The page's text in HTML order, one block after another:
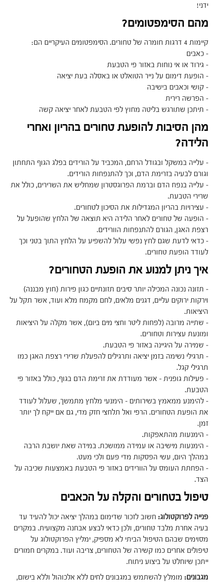
ידני!
מהם הסימפטומים?
קיימות 4 דרגות חומרה של טחורים. הסימפטומים העיקריים הם:
– כאבים
– גירוד או אי נוחות באזור פי הטבעת
– הופעת דימום על נייר הטואלט או באסלה בעת יציאה
– קושי וכאבים בישיבה
– הפרשה רירית
– תיתכן שתורגש בליטה מחוץ לפי הטבעת לאחר יציאה קשה
מהן הסיבות להופעת טחורים בהריון ואחרי
הלידה?
– עלייה במשקל ובגודל הרחם, המכביד על הורידים בפלג הגוף התחתון
וגורם לבעיה בזרימת הדם, וכך להתנפחות הורידים.
– עלייה בנפח הדם וברמת הפרוגסטרון שמחליש את השרירים, כולל את
שרירי הטבעת.
– עצירויות בהריון המגדילות את הסיכון לטחורים.
– הופעה של טחורים לאחר הלידה היא תוצאה של הלחץ שהופעל על
רצפת האגן, הגורם להתנפחות הוורידים.
– כדאי לדעת שגם לחץ נפשי עלול להשפיע על הלחץ התוך בטני וכך
לעודד הופעת טחורים.
איך ניתן למנוע את הופעת הטחורים?
– תזונה נכונה המכילה יותר סיבים תזונתיים כגון פירות (חוץ מבננה)
וירקות ירוקים עליים, דגנים מלאים, לחם מקמח מלא ועוד, אשר תקל על
היציאות.
– שתייה מרובה (לפחות ליטר וחצי מים ביום), אשר מקלה על היציאות
ומונעת עצירות וטחורים.
– שמירה על היגיינה באזור פי הטבעת.
– תרגילי נשימה בזמן יציאה ותרגילים להפעלת שרירי רצפת האגן כמו
תרגילי קגל.
– פעילות גופנית – אשר מעודדת את זרימת הדם בגוף, כולל באזור פי
הטבעת.
– להימנע ממאמץ בשירותים – הימנעי מלחץ מתמשך, שעלול לעודד
את הופעת הטחורים. הרפי ואל תלחצי חזק מדי, גם אם ייקח לך יותר
זמן.
– הימנעות מהתאפקות.
– הימנעות מישיבה או עמידה ממושכת. במידה שאת יושבת הרבה
במהלך היום, עשי הפסקות מדי פעם ולכי מעט.
– הפחתת העומס על הוורידים באזור פי הטבעת באמצעות שכיבה על
הצד.
טיפול בטחורים והקלה על הכאבים
פנייה לפרוקטולוג: חשוב לזכור שדימום במהלך יציאה יכול להעיד עד
בעיה אחרת מלבד טחורים, ולכן כדאי לבצע אבחנה מקצועית. במקרים
מסוימים שבהם הטיפול הביתי לא מספיק, ימליץ הפרוקטולוג על
טיפולים אחרים כמו קשירה של הטחורים, צריבה ועוד. במקרים חמורים
ייתכן שיוחלט על ביצוע ניתוח.
מגבונים: מומלץ להשתמש במגבונים לחים ללא אלכוהול וללא בישום,